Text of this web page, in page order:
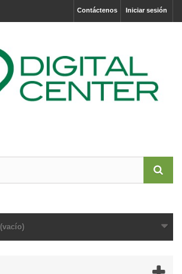
Iniciar sesión
Contáctenos
(vacío)